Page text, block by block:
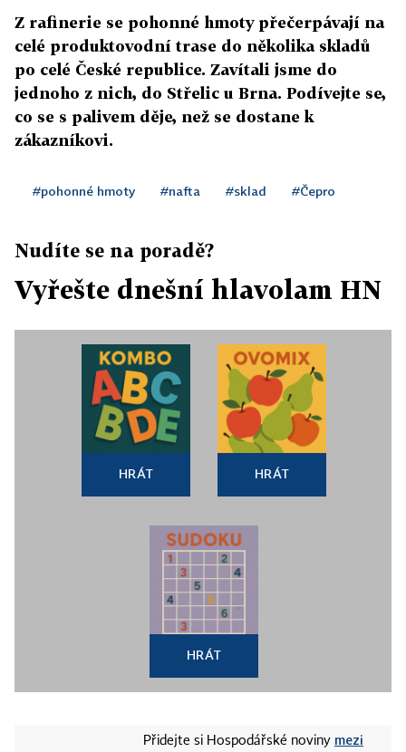
Z rafinerie se pohonné hmoty přečerpávají na
celé produktovodní trase do několika skladů
po celé České republice. Zavítali jsme do
jednoho z nich, do Střelic u Brna. Podívejte se,
co se s palivem děje, než se dostane k
zákazníkovi.
#pohonné hmoty #nafta #sklad #Čepro
Nudíte se na poradě?
Vyřešte dnešní hlavolam HN
HRÁT HRÁT
HRÁT
Přidejte si Hospodářské noviny mezi